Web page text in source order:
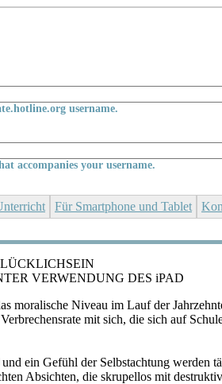
username.
accompanies your username.
Für Smartphone und Tablet
VERWENDUNG DES iPAD
moralische Niveau im Lauf der
mit sich, die sich auf
ein Gefühl der Selbstachtung werden
Absichten, die skrupellos mit